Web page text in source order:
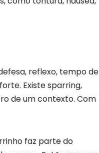
reflexo, tempo de
Existe sparring,
de um contexto. Com
faz parte do